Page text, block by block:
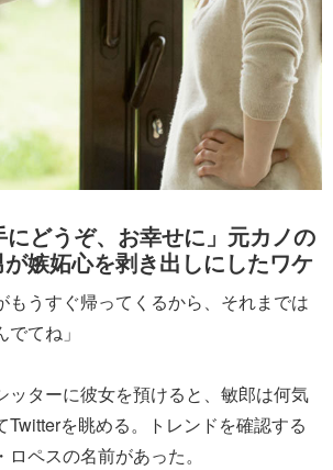
どうぞ、お幸せに」元カノの
嫉妬心を剥き出しにしたワケ
もうすぐ帰ってくるから、それまでは
てね」
ッターに彼女を預けると、敏郎は何気
Twitterを眺める。トレンドを確認する
ペスの名前があった。